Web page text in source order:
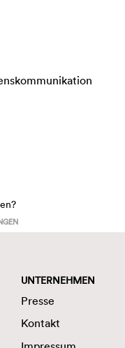
UNTERNEHMEN
Presse
Kontakt